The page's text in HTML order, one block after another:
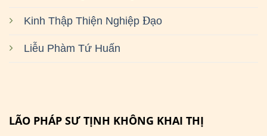
Kinh Thập Thiện Nghiệp Đạo
Liễu Phàm Tứ Huấn
LÃO PHÁP SƯ TỊNH KHÔNG KHAI THỊ